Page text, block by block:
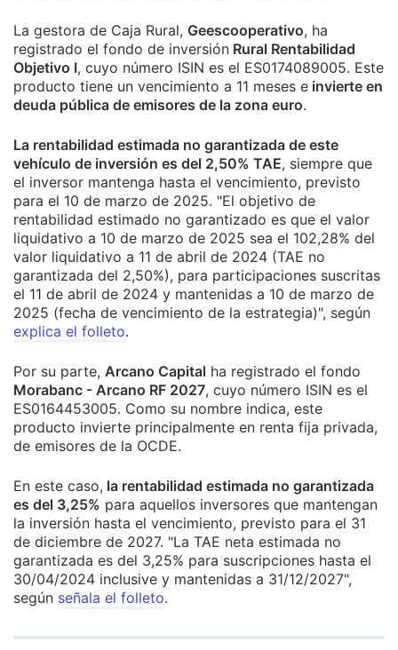
La gestora de Caja Rural, Geescooperativo, ha
registrado el fondo de inversión Rural Rentabilidad
Objetivo I, cuyo número ISIN es el ES0174089005. Este
producto tiene un vencimiento a 11 meses e invierte en
deuda pública de emisores de la zona euro.
La rentabilidad estimada no garantizada de este
vehículo de inversión es del 2,50% TAE, siempre que
el inversor mantenga hasta el vencimiento, previsto
para el 10 de marzo de 2025. "El objetivo de
rentabilidad estimado no garantizado es que el valor
liquidativo a 10 de marzo de 2025 sea el 102,28% del
valor liquidativo a 11 de abril de 2024 (TAE no
garantizada del 2,50%), para participaciones suscritas
el 11 de abril de 2024 y mantenidas a 10 de marzo de
2025 (fecha de vencimiento de la estrategia)", según
explica el folleto.
Por su parte, Arcano Capital ha registrado el fondo
Morabanc - Arcano RF 2027, cuyo número ISIN es el
ES0164453005. Como su nombre indica, este
producto invierte principalmente en renta fija privada,
de emisores de la OCDE.
En este caso, la rentabilidad estimada no garantizada
es del 3,25% para aquellos inversores que mantengan
la inversión hasta el vencimiento, previsto para el 31
de diciembre de 2027. "La TAE neta estimada no
garantizada es del 3,25% para suscripciones hasta el
30/04/2024 inclusive y mantenidas a 31/12/2027",
según señala el folleto.